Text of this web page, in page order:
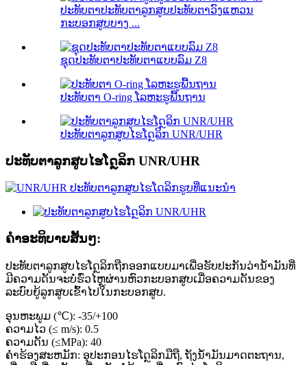
ປະທັບຕາປະທັບຕາລູກສູບປະທັບຕາວົງແຫວນ
ກະບອກສູບບາງ ...
ຊຸດປະທັບຕາປະທັບຕາແບບລົມ Z8
ປະທັບຕາ O-ring ໂລຫະຮູພື້ນຖານ
ປະທັບຕາລູກສູບໄຮໂດຼລິກ UNR/UHR
ປະທັບຕາລູກສູບໄຮໂດຼລິກ UNR/UHR
ຄໍາອະທິບາຍສັ້ນໆ:
ປະທັບຕາລູກສູບໄຮໂດຼລິກຖືກອອກແບບມາເພື່ອຮັບປະກັນວ່ານ້ຳມັນທີ່
ມີຄວາມດັນຈະບໍ່ຮົ່ວໄຫຼຜ່ານຫົວກະບອກສູບເມື່ອຄວາມດັນຂອງ
ລະບົບຍູ້ລູກສູບເຂົ້າໄປໃນກະບອກສູບ.
ອຸນຫະພູມ (℃): -35/+100
ຄວາມໄວ (≤ m/s): 0.5
ຄວາມດັນ (≤MPa): 40
ຄໍາຮ້ອງສະຫມັກ: ອຸປະກອນໄຮໂດຼລິກມືຖື, ຖັງນໍ້າມັນມາດຕະຖານ,